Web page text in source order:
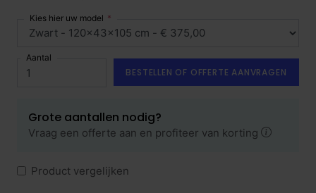
Kies hier uw model
Aantal
BESTELLEN OF OFFERTE AANVRAGEN
Grote aantallen nodig?
Vraag een offerte aan en profiteer van korting
Product vergelijken